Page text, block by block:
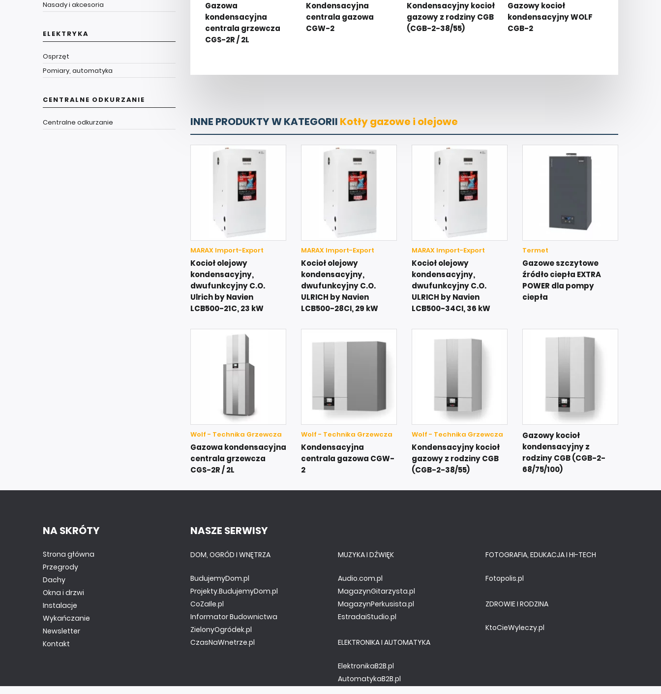
Nasady i akcesoria
ELEKTRYKA
Osprzęt
Pomiary, automatyka
CENTRALNE ODKURZANIE
Centralne odkurzanie
Gazowa
kondensacyjna
centrala grzewcza
CGS-2R / 2L
Kondensacyjna
centrala gazowa
CGW-2
Kondensacyjny kocioł
gazowy z rodziny CGB
(CGB-2-38/55)
Gazowy kocioł
kondensacyjny WOLF
CGB-2
INNE PRODUKTY W KATEGORII Kotły gazowe i olejowe
MARAX Import-Export
Kocioł olejowy
kondensacyjny,
dwufunkcyjny C.O.
Ulrich by Navien
LCB500-21C, 23 kW
MARAX Import-Export
Kocioł olejowy
kondensacyjny,
dwufunkcyjny C.O.
ULRICH by Navien
LCB500-28CI, 29 kW
MARAX Import-Export
Kocioł olejowy
kondensacyjny,
dwufunkcyjny C.O.
ULRICH by Navien
LCB500-34CI, 36 kW
Termet
Gazowe szczytowe
źródło ciepła EXTRA
POWER dla pompy
ciepła
Wolf - Technika Grzewcza
Gazowa kondensacyjna
centrala grzewcza
CGS-2R / 2L
Wolf - Technika Grzewcza
Kondensacyjna
centrala gazowa CGW-
2
Wolf - Technika Grzewcza
Kondensacyjny kocioł
gazowy z rodziny CGB
(CGB-2-38/55)
Gazowy kocioł
kondensacyjny z
rodziny CGB (CGB-2-
68/75/100)
NA SKRÓTY
Strona główna
Przegrody
Dachy
Okna i drzwi
Instalacje
Wykańczanie
Newsletter
Kontakt
NASZE SERWISY
DOM, OGRÓD I WNĘTRZA
BudujemyDom.pl
Projekty.BudujemyDom.pl
CoZaIle.pl
Informator Budownictwa
ZielonyOgródek.pl
CzasNaWnetrze.pl
MUZYKA I DŹWIĘK
Audio.com.pl
MagazynGitarzysta.pl
MagazynPerkusista.pl
EstradaiStudio.pl
ELEKTRONIKA I AUTOMATYKA
ElektronikaB2B.pl
AutomatykaB2B.pl
FOTOGRAFIA, EDUKACJA I HI-TECH
Fotopolis.pl
ZDROWIE I RODZINA
KtoCieWyleczy.pl